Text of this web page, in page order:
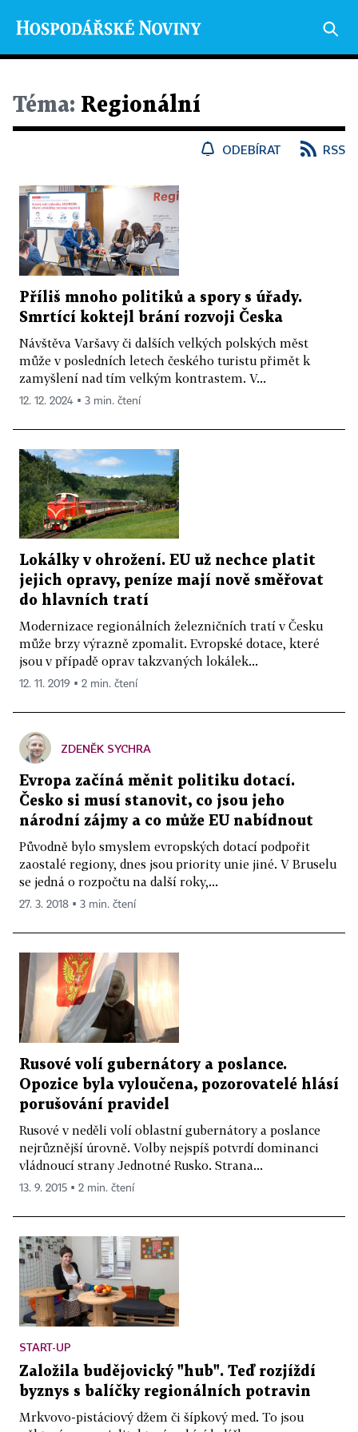
Téma: Regionální
ODEBÍRAT RSS
Příliš mnoho politiků a spory s úřady.
Smrtící koktejl brání rozvoji Česka
Návštěva Varšavy či dalších velkých polských měst
může v posledních letech českého turistu přimět k
zamyšlení nad tím velkým kontrastem. V...
12. 12. 2024 ▪ 3 min. čtení
Lokálky v ohrožení. EU už nechce platit
jejich opravy, peníze mají nově směřovat
do hlavních tratí
Modernizace regionálních železničních tratí v Česku
může brzy výrazně zpomalit. Evropské dotace, které
jsou v případě oprav takzvaných lokálek...
12. 11. 2019 ▪ 2 min. čtení
ZDENĚK SYCHRA
Evropa začíná měnit politiku dotací.
Česko si musí stanovit, co jsou jeho
národní zájmy a co může EU nabídnout
Původně bylo smyslem evropských dotací podpořit
zaostalé regiony, dnes jsou priority unie jiné. V Bruselu
se jedná o rozpočtu na další roky,...
27. 3. 2018 ▪ 3 min. čtení
Rusové volí gubernátory a poslance.
Opozice byla vyloučena, pozorovatelé hlásí
porušování pravidel
Rusové v neděli volí oblastní gubernátory a poslance
nejrůznější úrovně. Volby nejspíš potvrdí dominanci
vládnoucí strany Jednotné Rusko. Strana...
13. 9. 2015 ▪ 2 min. čtení
START-UP
Založila budějovický "hub". Teď rozjíždí
byznys s balíčky regionálních potravin
Mrkvovo-pistáciový džem či šípkový med. To jsou